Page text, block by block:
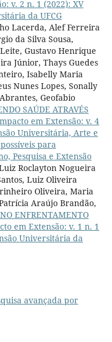
v. 2 n. 1 (2022): XV
da UFCG
Lacerda, Alef Ferreira
da Silva Sousa,
Gustavo Henrique
Júnior, Thays Guedes
Isabelly Maria
Nunes Lopes, Sonally
Geofabio
SAÚDE ATRAVÉS
em Extensão: v. 4
Universitária, Arte e
para
Pesquisa e Extensão
Roclayton Nogueira
Luiz Oliveira
Oliveira, Maria
Araújo Brandão,
ENFRENTAMENTO
em Extensão: v. 1 n. 1
Universitária da
avançada por